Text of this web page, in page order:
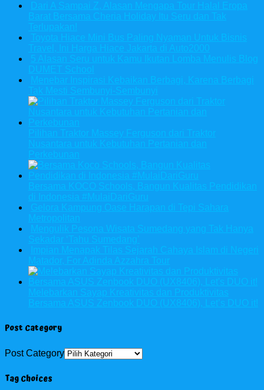
Dari A Sampai Z, Alasan Mengapa Tour Halal Eropa
Barat Bersama Cheria Holiday Itu Seru dan Tak
Terlupakan!
Toyota Hiace Mini Bus Paling Nyaman Untuk Bisnis
Travel, Ini Harga Hiace Jakarta di Auto2000
5 Alasan Seru untuk Kamu Ikutan Lomba Menulis Blog
DUMET School
Menebar Inspirasi Kebaikan Berbagi, Karena Berbagi
Tak Mesti Sembunyi-Sembunyi
Pilihan Traktor Massey Ferguson dari Traktor
Nusantara untuk Kebutuhan Pertanian dan
Perkebunan
Bersama KOCO Schools, Bangun Kualitas Pendidikan
di Indonesia #MulaiDariGuru
Gelora Kampung Oase Harapan di Tepi Sahara
Metropolitan
Mengulik Pesona Wisata Sumedang yang Tak Hanya
Sekadar ‘Tahu Sumedang’
Impian Menapak Tilas Sejarah Cahaya Islam di Negeri
Matador, For Adinda Azzahra Tour
Melebarkan Sayap Kreativitas dan Produktivitas
Bersama ASUS Zenbook DUO (UX8406), Let’s DUO it!
Post Category
Post Category
Tag Choices